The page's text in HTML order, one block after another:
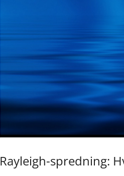
Rayleigh-spredning: